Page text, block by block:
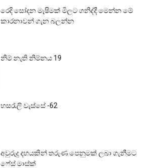
රෙදි සෝදන මැෂිමක් මිලට ගනිද්දී මෙන්න මේ
කාරනාවන් ගැන බලන්න
නිම් නැති නිම්නය 19
හසරැලි වැස්සේ -62
අවුරුදු දහයකින් තරුණ පෙනුමක් ලබා ගැනීමට
ෆේස් මාස්ක්